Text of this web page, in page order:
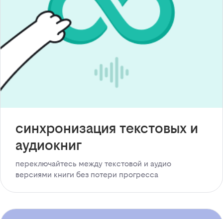
синхронизация текстовых и
аудиокниг
переключайтесь между текстовой и аудио
версиями книги без потери прогресса